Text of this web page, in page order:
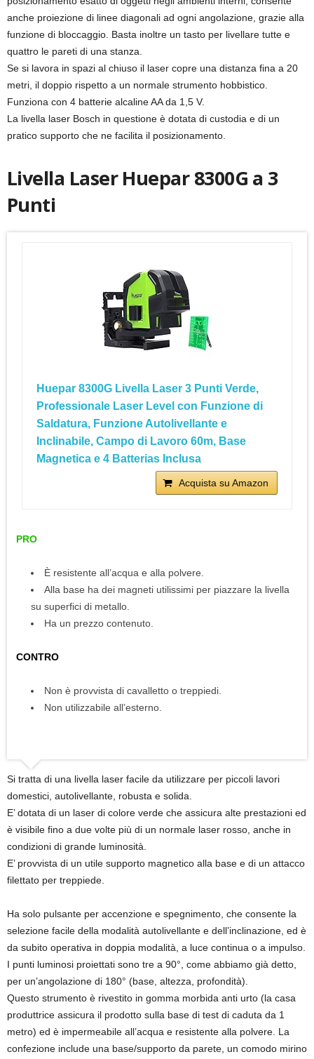
anche proiezione di linee diagonali ad ogni angolazione, grazie alla
funzione di bloccaggio. Basta inoltre un tasto per livellare tutte e
quattro le pareti di una stanza.
Se si lavora in spazi al chiuso il laser copre una distanza fina a 20
metri, il doppio rispetto a un normale strumento hobbistico.
Funziona con 4 batterie alcaline AA da 1,5 V.
La livella laser Bosch in questione è dotata di custodia e di un
pratico supporto che ne facilita il posizionamento.
Livella Laser Huepar 8300G a 3
Punti
Huepar 8300G Livella Laser 3 Punti Verde,
Professionale Laser Level con Funzione di
Saldatura, Funzione Autolivellante e
Inclinabile, Campo di Lavoro 60m, Base
Magnetica e 4 Batterias Inclusa
Acquista su Amazon
PRO
È resistente all’acqua e alla polvere.
Alla base ha dei magneti utilissimi per piazzare la livella
su superfici di metallo.
Ha un prezzo contenuto.
CONTRO
Non è provvista di cavalletto o treppiedi.
Non utilizzabile all’esterno.
Si tratta di una livella laser facile da utilizzare per piccoli lavori
domestici, autolivellante, robusta e solida.
E’ dotata di un laser di colore verde che assicura alte prestazioni ed
è visibile fino a due volte più di un normale laser rosso, anche in
condizioni di grande luminosità.
E’ provvista di un utile supporto magnetico alla base e di un attacco
filettato per treppiede.
Ha solo pulsante per accenzione e spegnimento, che consente la
selezione facile della modalità autolivellante e dell’inclinazione, ed è
da subito operativa in doppia modalità, a luce continua o a impulso.
I punti luminosi proiettati sono tre a 90°, come abbiamo già detto,
per un’angolazione di 180° (base, altezza, profondità).
Questo strumento è rivestito in gomma morbida anti urto (la casa
produttrice assicura il prodotto sulla base di test di caduta da 1
metro) ed è impermeabile all’acqua e resistente alla polvere. La
confezione include una base/supporto da parete, un comodo mirino